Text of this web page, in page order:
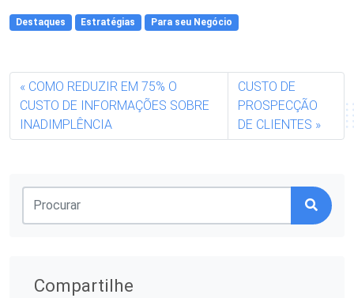
Destaques Estratégias Para seu Negócio
COMO REDUZIR EM 75% O
CUSTO DE INFORMAÇÕES SOBRE
INADIMPLÊNCIA
CUSTO DE
PROSPECÇÃO
DE CLIENTES
Compartilhe